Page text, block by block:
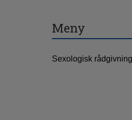
Meny
Sexologisk rådgivning